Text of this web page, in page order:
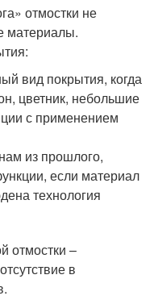
отмостки не
материалы.
вид покрытия, когда
цветник, небольшие
с применением
из прошлого,
если материал
технология
отмостки –
в